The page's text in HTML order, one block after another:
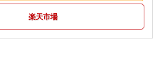
楽天市場